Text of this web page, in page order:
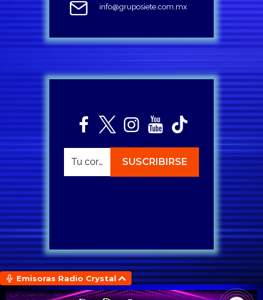
info@gruposiete.com.mx
Emisoras Radio Crystal